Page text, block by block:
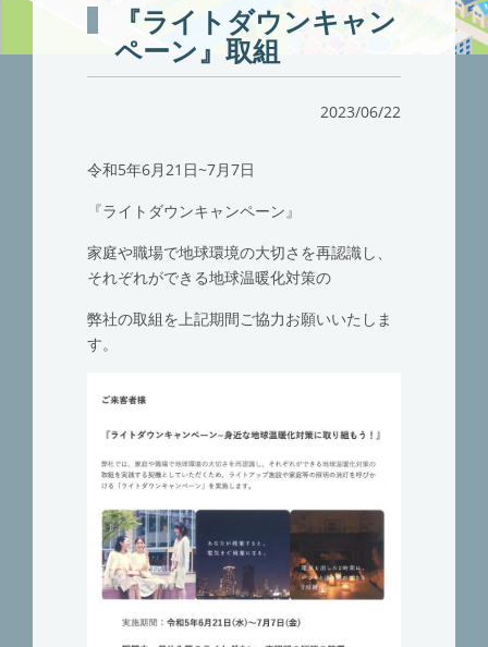
『ライトダウンキャン
ペーン』取組
2023/06/22
令和5年6月21日~7月7日
『ライトダウンキャンペーン』
家庭や職場で地球環境の大切さを再認識し、
それぞれができる地球温暖化対策の
弊社の取組を上記期間ご協力お願いいたしま
す。